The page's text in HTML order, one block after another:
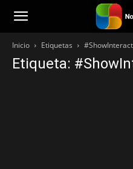
Noticias251
Inicio Etiquetas
Etiqueta: